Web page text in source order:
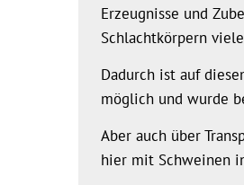
Erzeugnisse und
Schlachtkörpern
Dadurch ist auf
möglich und wurde
Aber auch über
hier mit Schweinen